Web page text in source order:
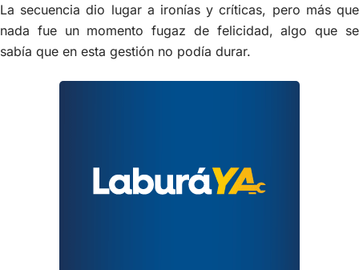
La secuencia dio lugar a ironías y críticas, pero más que
nada fue un momento fugaz de felicidad, algo que se
sabía que en esta gestión no podía durar.